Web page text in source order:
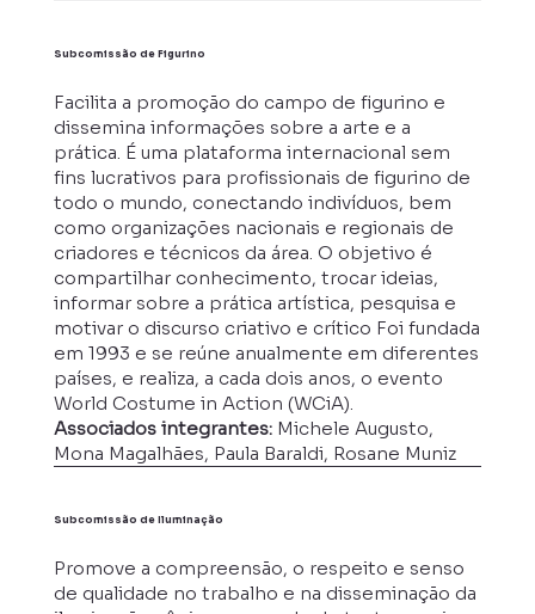
Subcomissão de Figurino
Facilita a promoção do campo de figurino e
dissemina informações sobre a arte e a
prática. É uma plataforma internacional sem
fins lucrativos para profissionais de figurino de
todo o mundo, conectando indivíduos, bem
como organizações nacionais e regionais de
criadores e técnicos da área. O objetivo é
compartilhar conhecimento, trocar ideias,
informar sobre a prática artística, pesquisa e
motivar o discurso criativo e crítico Foi fundada
em 1993 e se reúne anualmente em diferentes
países, e realiza, a cada dois anos, o evento
World Costume in Action (WCiA).
Associados integrantes: Michele Augusto,
Mona Magalhães, Paula Baraldi, Rosane Muniz
Subcomissão de Iluminação
Promove a compreensão, o respeito e senso
de qualidade no trabalho e na disseminação da